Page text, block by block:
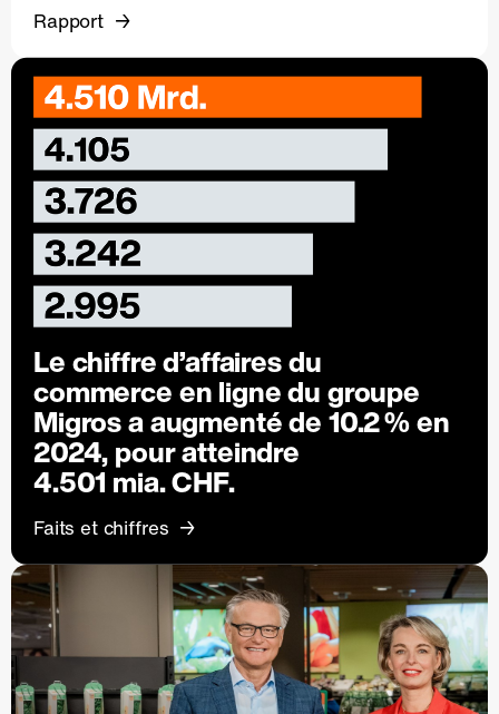
Rapport
Le chiffre d’affaires du
commerce en ligne du groupe
Migros a augmenté de10.2 %en
2024, pour atteindre
4.501 mia. CHF.
Faits et chiffres